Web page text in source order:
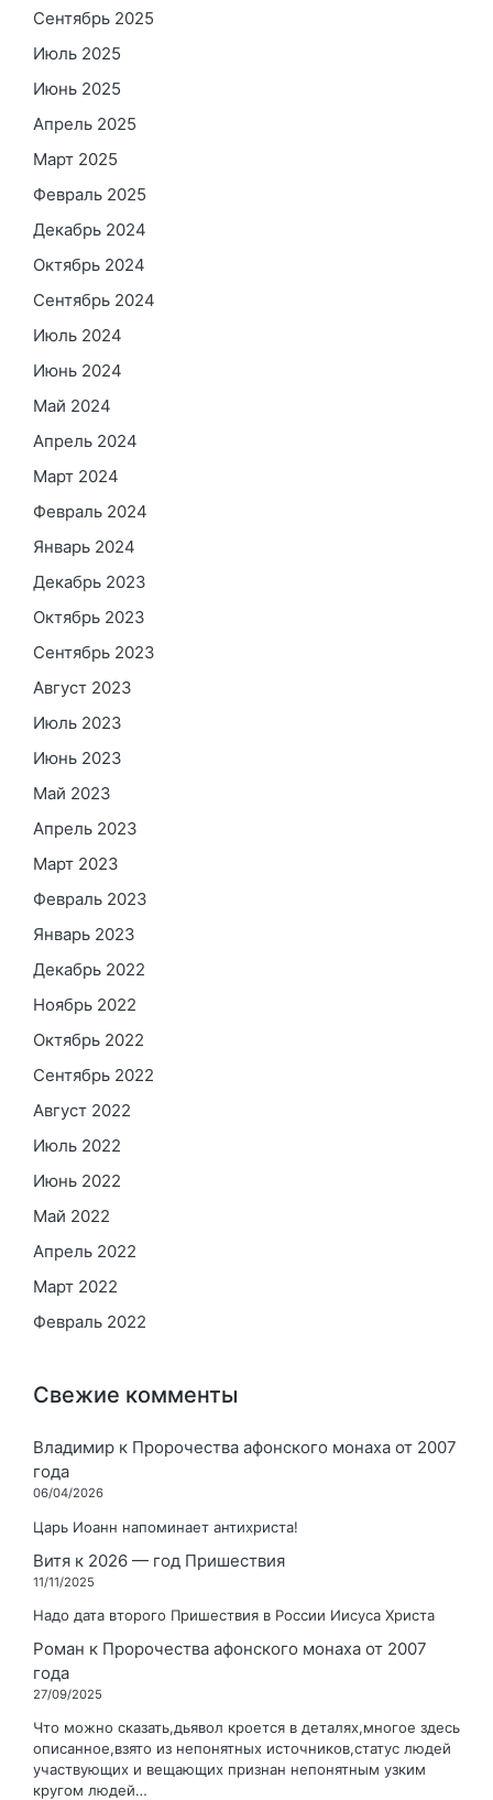
Сентябрь 2025
Июль 2025
Июнь 2025
Апрель 2025
Март 2025
Февраль 2025
Декабрь 2024
Октябрь 2024
Сентябрь 2024
Июль 2024
Июнь 2024
Май 2024
Апрель 2024
Март 2024
Февраль 2024
Январь 2024
Декабрь 2023
Октябрь 2023
Сентябрь 2023
Август 2023
Июль 2023
Июнь 2023
Май 2023
Апрель 2023
Март 2023
Февраль 2023
Январь 2023
Декабрь 2022
Ноябрь 2022
Октябрь 2022
Сентябрь 2022
Август 2022
Июль 2022
Июнь 2022
Май 2022
Апрель 2022
Март 2022
Февраль 2022
Свежие комменты
Владимир к Пророчества афонского монаха от 2007
года
06/04/2026
Царь Иоанн напоминает антихриста!
Витя к 2026 — год Пришествия
11/11/2025
Надо дата второго Пришествия в России Иисуса Христа
Роман к Пророчества афонского монаха от 2007
года
27/09/2025
Что можно сказать,дьявол кроется в деталях,многое здесь
описанное,взято из непонятных источников,статус людей
участвующих и вещающих признан непонятным узким
кругом людей…